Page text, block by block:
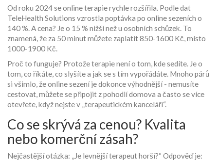
Od roku 2024 se online terapie rychle rozšířila. Podle dat
TeleHealth Solutions vzrostla poptávka po online sezeních o
140 %. A cena? Je o 15 % nižší než u osobních schůzek. To
znamená, že za 50 minut můžete zaplatit 850-1600 Kč, místo
1000-1900 Kč.
Proč to funguje? Protože terapie není o tom, kde sedíte. Je o
tom, co říkáte, co slyšíte a jak se s tím vypořádáte. Mnoho párů
si všimlo, že online sezení je dokonce výhodnější - nemusíte
cestovat, můžete se připojit z pohodlí domova a často se více
otevřete, když nejste v „terapeutickém kanceláři“.
Co se skrývá za cenou? Kvalita
nebo komerční zásah?
Nejčastější otázka: „Je levnější terapeut horší?“ Odpověď je: